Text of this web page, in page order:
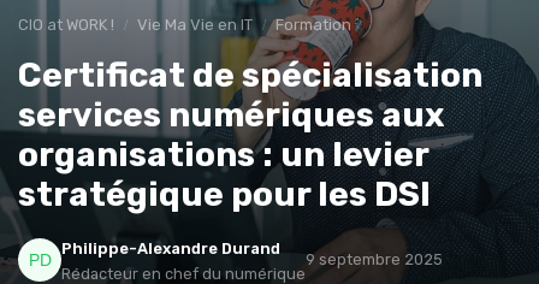
CIO at WORK ! Vie Ma Vie en IT Formation
Certificat de spécialisation
services numériques aux
organisations : un levier
stratégique pour les DSI
Philippe-Alexandre Durand
Rédacteur en chef du numérique
9 septembre 2025